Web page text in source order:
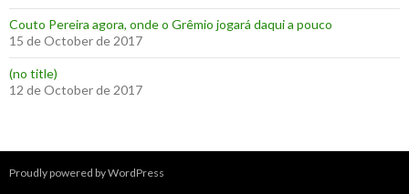
‪Couto Pereira agora, onde o Grêmio jogará daqui a pouco ‬
15 de October de 2017
(no title)
12 de October de 2017
Proudly powered by WordPress